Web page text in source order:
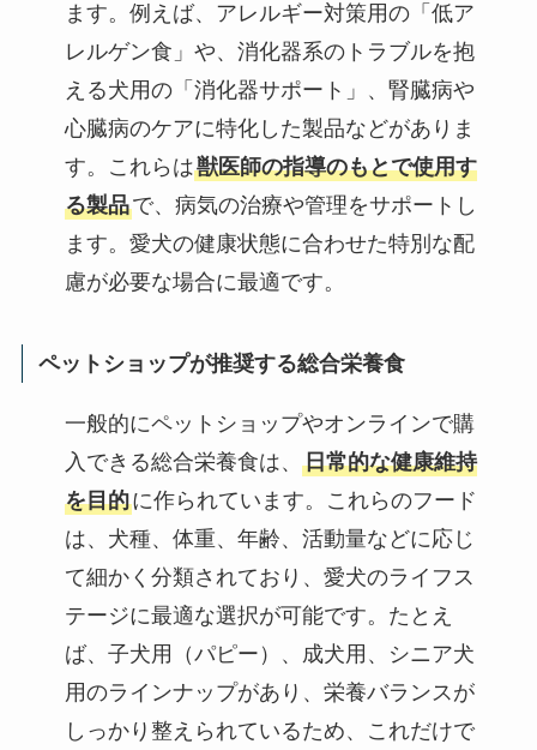
ます。例えば、アレルギー対策用の「低ア
レルゲン食」や、消化器系のトラブルを抱
える犬用の「消化器サポート」、腎臓病や
心臓病のケアに特化した製品などがありま
す。これらは獣医師の指導のもとで使用す
る製品で、病気の治療や管理をサポートし
ます。愛犬の健康状態に合わせた特別な配
慮が必要な場合に最適です。
ペットショップが推奨する総合栄養食
一般的にペットショップやオンラインで購
入できる総合栄養食は、 日常的な健康維持
を目的に作られています。これらのフード
は、犬種、体重、年齢、活動量などに応じ
て細かく分類されており、愛犬のライフス
テージに最適な選択が可能です。たとえ
ば、子犬用（パピー）、成犬用、シニア犬
用のラインナップがあり、栄養バランスが
しっかり整えられているため、これだけで